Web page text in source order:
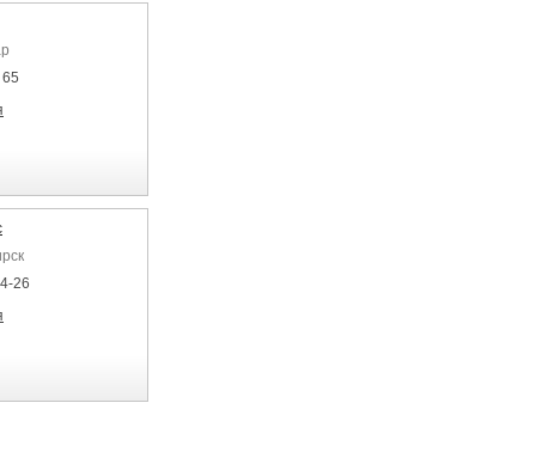
26